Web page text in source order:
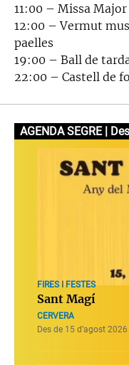
11:00 – Missa
12:00 – Vermut
paelles
19:00 – Ball de
22:00 – Castell de
AGENDA SEGRE |
FIRES I FESTES
Sant Magí
CERVERA
Des de 15 d’agost